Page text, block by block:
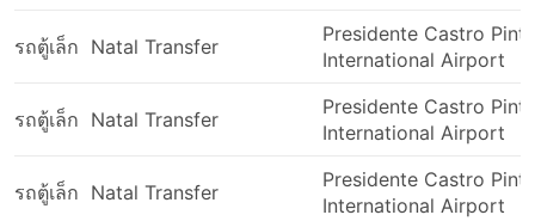
แผ่นดินใหญ่ได้ด้วยท่าเทียบเรือขนาดใหญ่ ซึ่งไม่รับรถบัส
เนื่องจากขนาดที่เล็กกว่าเมื่อเทียบกับรถบัสขนาดใหญ่
รถตู้จึงคล่องแคล่วกว่าบนท้องถนน บางครั้งก็ส่งผลให้ใช้
ของคุณอยู่ไม่ไกล
แม้ว่ารถตู้จะมีป้ายหยุดระหว่างทางอย่างเป็นทางการ แต่
รถตู้เล็ก Natal Transfer
Presidente Castro
International Airport
รถตู้เล็ก Natal Transfer
Presidente Castro
International Airport
รถตู้เล็ก Natal Transfer
Presidente Castro
International Airport